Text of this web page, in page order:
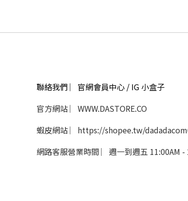
聯絡我們 ︳官網會員中心 / IG 小盒子
官方網站 ︳WWW.DASTORE.CO
蝦皮網站 ︳https://shopee.tw/
網路客服營業時間 ︳週一到週五 11:00AM